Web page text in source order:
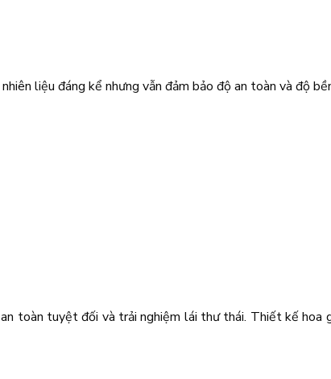
liệu đáng kể nhưng vẫn đảm bảo độ an toàn và độ
toàn tuyệt đối và trải nghiệm lái thư thái. Thiết kế hoa